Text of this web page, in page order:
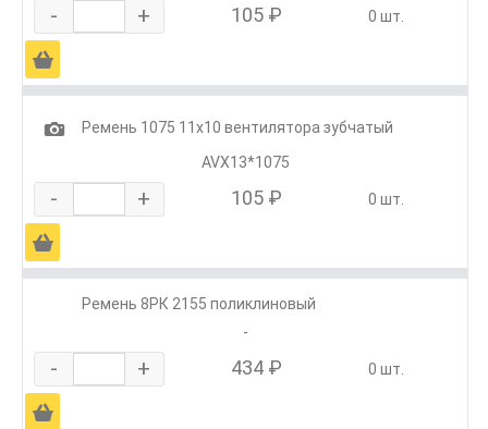
- + 105 ₽ 0 шт.
Ä
1
Ремень 1075 11x10 вентилятора зубчатый
AVX13*1075
- + 105 ₽ 0 шт.
Ä
Ремень 8РК 2155 поликлиновый
-
- + 434 ₽ 0 шт.
Ä